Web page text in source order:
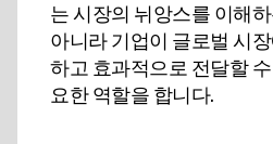
는 시장의 뉘앙스를 이해
아니라 기업이 글로벌 시
하고 효과적으로 전달할
요한 역할을 합니다.